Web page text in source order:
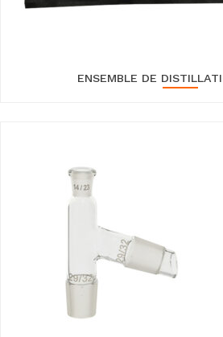
ENSEMBLE DE